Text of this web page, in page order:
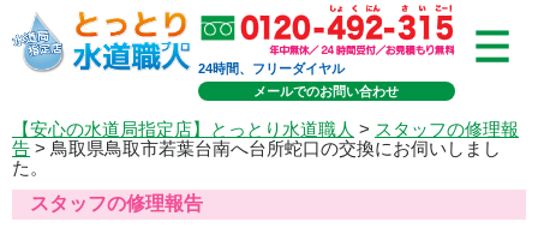
24時間、フリーダイヤル
メールでのお問い合わせ
【安心の水道局指定店】とっとり水道職人 > スタッフの修理報
告 > 鳥取県鳥取市若葉台南へ台所蛇口の交換にお伺いしまし
た。
スタッフの修理報告